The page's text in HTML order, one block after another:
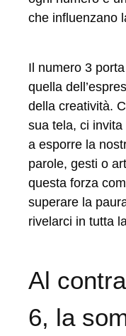
che influenzano
Il numero 3
quella
della creatività.
sua tela, ci
a esporre la
parole, gesti o
questa forza
superare la
rivelarci in tutta
Al
6, la